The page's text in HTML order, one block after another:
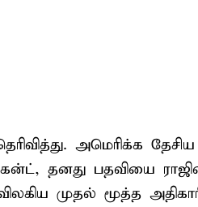
அமெரிக்க
தனது பதவியை
முதல் மூத்த அதிகாரி